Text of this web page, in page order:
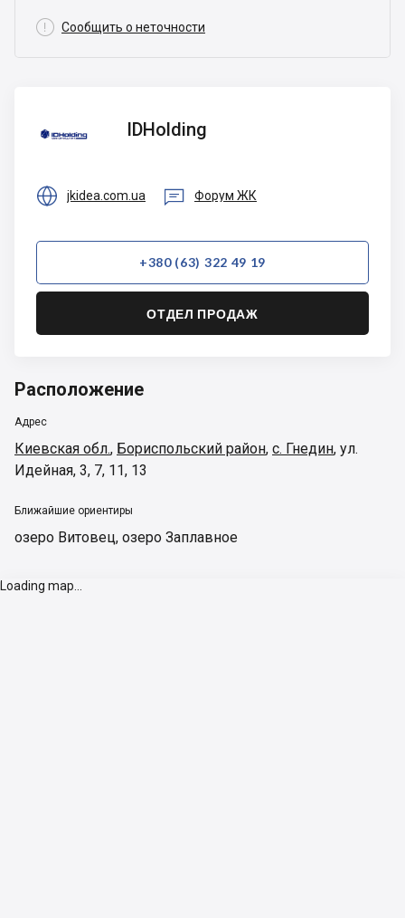
 Сообщить о неточности
IDHolding
 jkidea.com.ua  Форум ЖК
+380 (63) 322 49 19
ОТДЕЛ ПРОДАЖ
Расположение
Адрес
Киевская обл., Бориспольский район, с. Гнедин, ул.
Идейная, 3, 7, 11, 13
Ближайшие ориентиры
озеро Витовец, озеро Заплавное
Loading map...